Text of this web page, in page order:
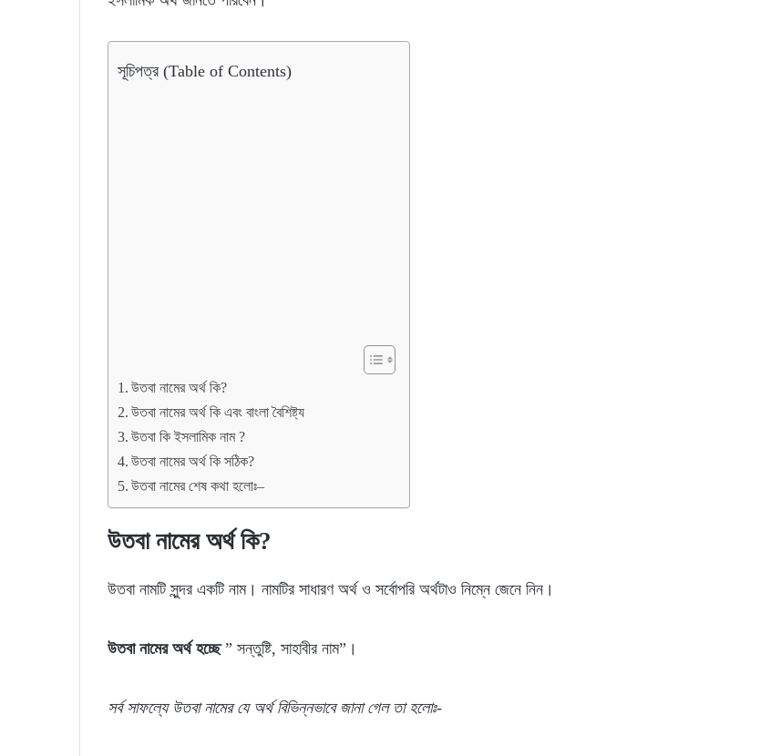
সূচিপত্র (Table of Contents)
উতবা নামের অর্থ কি?
উতবা নামের অর্থ কি এবং বাংলা বৈশিষ্ট্য
উতবা কি ইসলামিক নাম ?
উতবা নামের অর্থ কি সঠিক?
উতবা নামের শেষ কথা হলোঃ–
উতবা নামের অর্থ কি?
উতবা নামটি সুন্দর একটি নাম। নামটির সাধারণ অর্থ ও সর্বোপরি অর্থটাও নিম্নে জেনে নিন।
উতবানামের অর্থ হচ্ছে” সন্তুষ্টি, সাহাবীর নাম”।
সর্বসাফল্যে উতবানামের যে অর্থবিভিন্নভাবে জানা গেলতা হলোঃ-